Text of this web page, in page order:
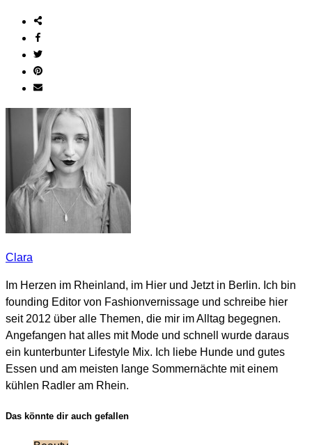
Clara
Im Herzen im Rheinland, im Hier und Jetzt in Berlin. Ich bin
founding Editor von Fashionvernissage und schreibe hier
seit 2012 über alle Themen, die mir im Alltag begegnen.
Angefangen hat alles mit Mode und schnell wurde daraus
ein kunterbunter Lifestyle Mix. Ich liebe Hunde und gutes
Essen und am meisten lange Sommernächte mit einem
kühlen Radler am Rhein.
Das könnte dir auch gefallen